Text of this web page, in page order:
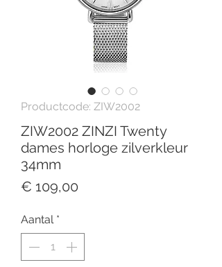
Productcode: ZIW2002
ZIW2002 ZINZI Twenty
dames horloge zilverkleur
34mm
€ 109,00
Aantal *